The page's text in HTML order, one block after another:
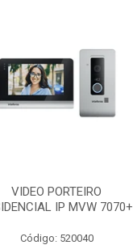
VIDEO PORTEIRO
IP MVW 7070+
Código: 520040